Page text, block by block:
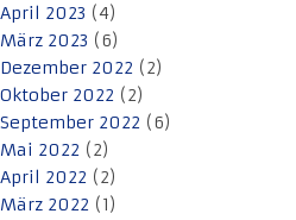
April 2023 (4)
März 2023 (6)
Dezember 2022 (2)
Oktober 2022 (2)
September 2022 (6)
Mai 2022 (2)
April 2022 (2)
März 2022 (1)